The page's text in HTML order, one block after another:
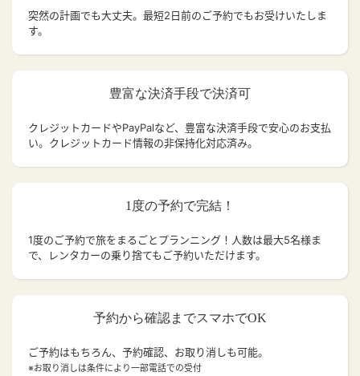
突然の計画でも大丈夫。 最短2日前のご予約でもお受けいたしま
す。
豊富な決済手段で決済可
クレジットカードやPayPalなど、豊富な決済手段で安心のお支払
い。クレジットカード情報の非保持化対応済み。
1度の予約で完結！
1度のご予約で旅をまるごとプランニング！人数は最大5名様ま
で、レンタカーの乗り捨てもご予約いただけます。
予約から確認までスマホでOK
ご予約はもちろん、予約確認、お取り消しも可能。
※お取り消しは条件により一部電話での受付